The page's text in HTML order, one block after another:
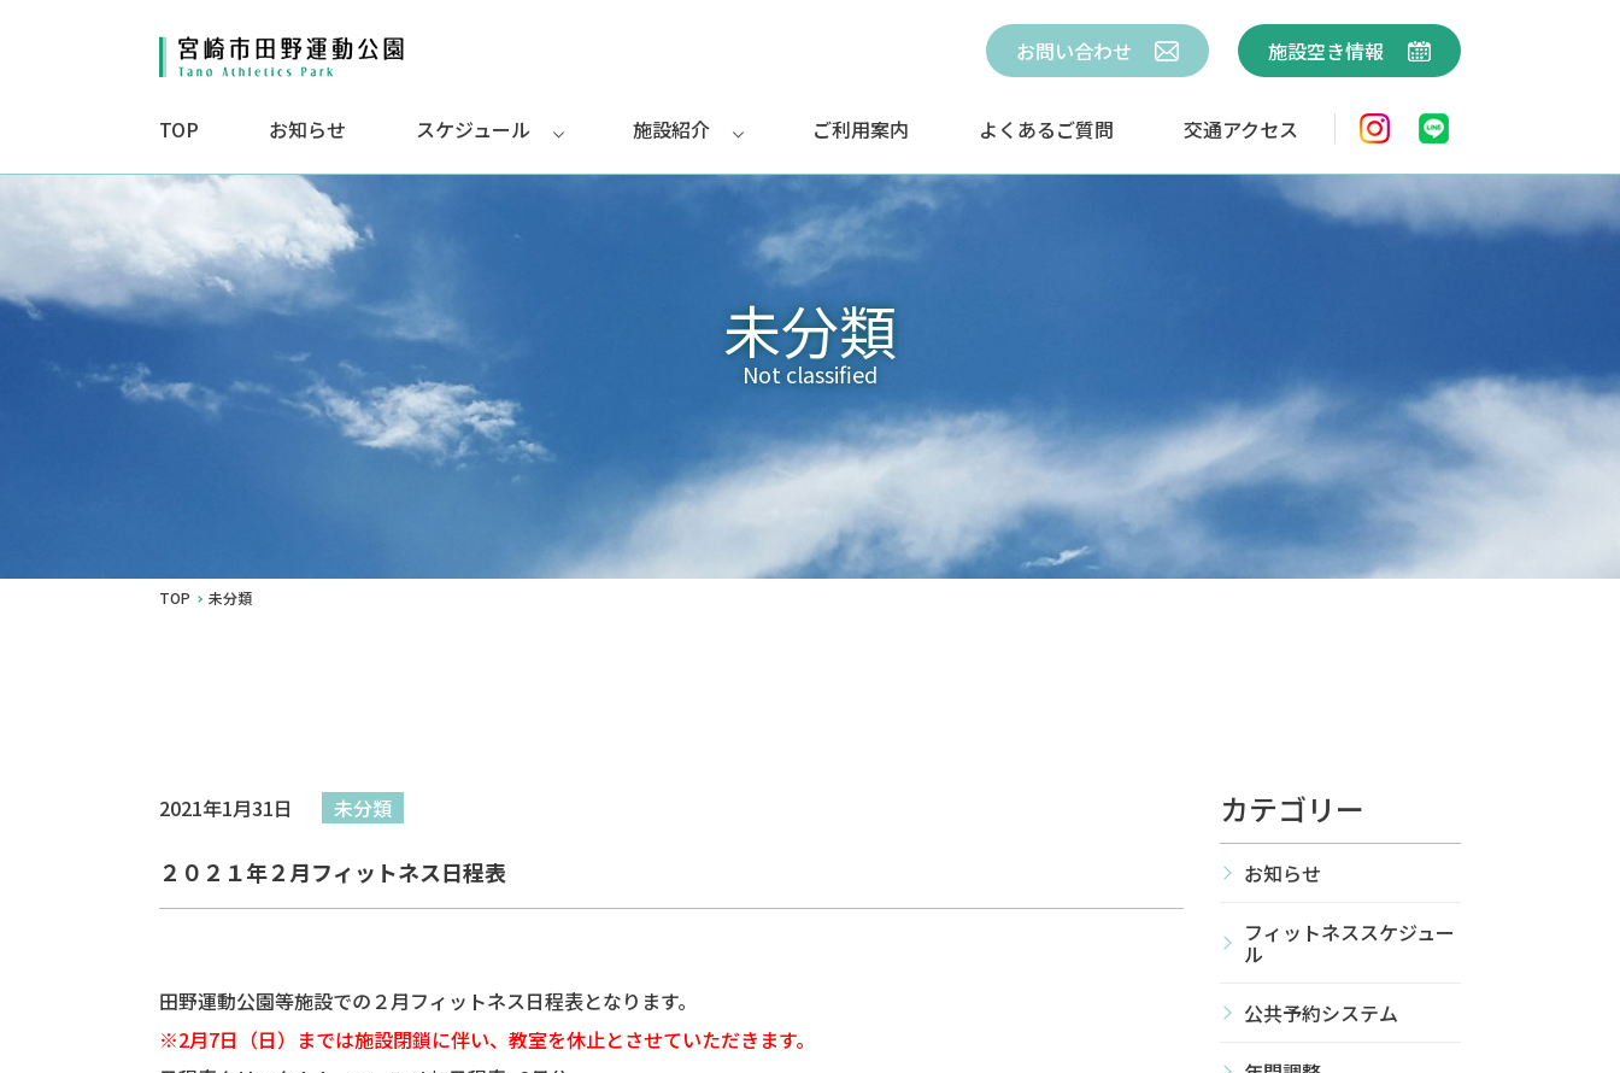
お問い合わせ 施設空き情報
TOP お知らせ スケジュール 施設紹介 ご利用案内 よくあるご質問 交通アクセス
未分類
Not classified
TOP 未分類
2021年1月31日 未分類
２０２１年２月フィットネス日程表
田野運動公園等施設での２月フィットネス日程表となります。
※2月7日（日）までは施設閉鎖に伴い、教室を休止とさせていただきます。
カテゴリー
お知らせ
フィットネススケジュー
ル
公共予約システム